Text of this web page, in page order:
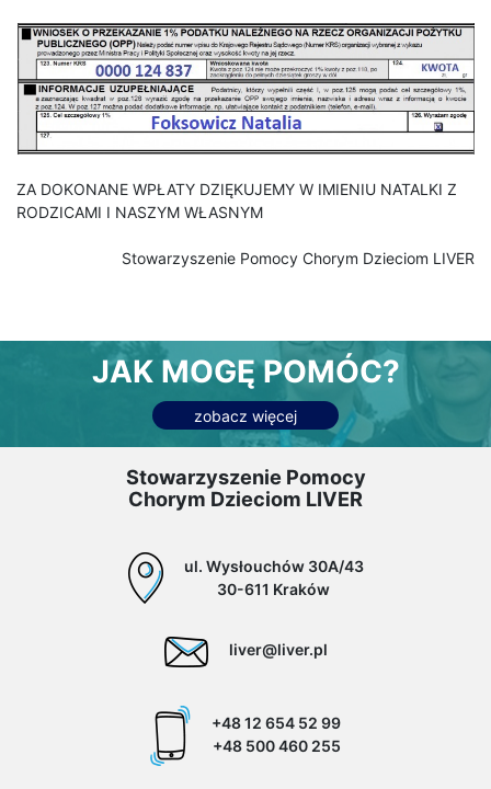
ZA DOKONANE WPŁATY DZIĘKUJEMY W IMIENIU NATALKI Z
RODZICAMI I NASZYM WŁASNYM
Stowarzyszenie Pomocy Chorym Dzieciom LIVER
JAK MOGĘ POMÓC?
zobacz więcej
Stowarzyszenie Pomocy
Chorym Dzieciom LIVER
ul. Wysłouchów 30A/43
30-611 Kraków
liver@liver.pl
+48 12 654 52 99
+48 500 460 255